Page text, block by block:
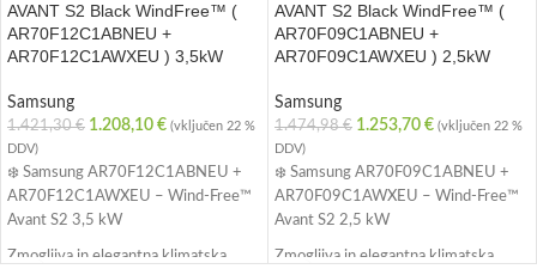
AVANT S2 Black WindFree™ (
AR70F12C1ABNEU +
AR70F12C1AWXEU ) 3,5kW
Samsung
1.421,30€ 1.208,10 € (vključen 22 %
DDV)
❄️ Samsung AR70F12C1ABNEU +
AR70F12C1AWXEU – Wind-Free™
Avant S2 3,5 kW
Zmogljiva in elegantna klimatska
AVANT S2 Black WindFree™ (
AR70F09C1ABNEU +
AR70F09C1AWXEU ) 2,5kW
Samsung
1.474,98€ 1.253,70 € (vključen 22 %
DDV)
❄️ Samsung AR70F09C1ABNEU +
AR70F09C1AWXEU – Wind-Free™
Avant S2 2,5 kW
Zmogljiva in elegantna klimatska